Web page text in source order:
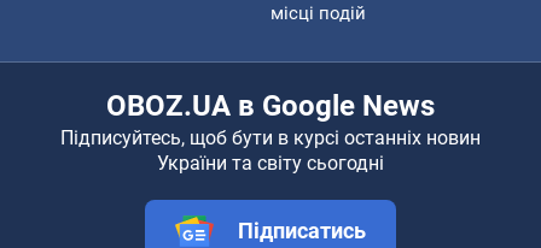
місці подій
OBOZ.UA в Google News
Підписуйтесь, щоб бути в курсі останніх новин
України та світу сьогодні
Підписатись